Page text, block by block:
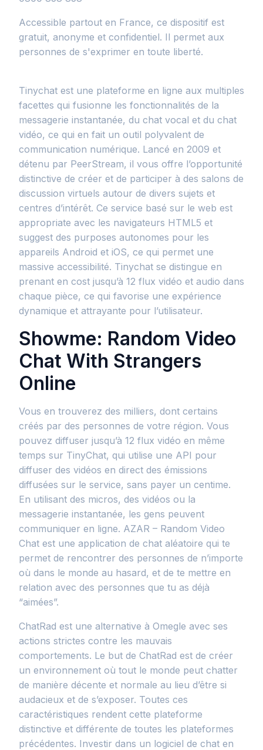
Accessible partout en France, ce dispositif est
gratuit, anonyme et confidentiel. Il permet aux
personnes de s'exprimer en toute liberté.
Tinychat est une plateforme en ligne aux multiples
facettes qui fusionne les fonctionnalités de la
messagerie instantanée, du chat vocal et du chat
vidéo, ce qui en fait un outil polyvalent de
communication numérique. Lancé en 2009 et
détenu par PeerStream, il vous offre l’opportunité
distinctive de créer et de participer à des salons de
discussion virtuels autour de divers sujets et
centres d’intérêt. Ce service basé sur le web est
appropriate avec les navigateurs HTML5 et
suggest des purposes autonomes pour les
appareils Android et iOS, ce qui permet une
massive accessibilité. Tinychat se distingue en
prenant en cost jusqu’à 12 flux vidéo et audio dans
chaque pièce, ce qui favorise une expérience
dynamique et attrayante pour l’utilisateur.
Showme: Random Video
Chat With Strangers
Online
Vous en trouverez des milliers, dont certains
créés par des personnes de votre région. Vous
pouvez diffuser jusqu’à 12 flux vidéo en même
temps sur TinyChat, qui utilise une API pour
diffuser des vidéos en direct des émissions
diffusées sur le service, sans payer un centime.
En utilisant des micros, des vidéos ou la
messagerie instantanée, les gens peuvent
communiquer en ligne. AZAR – Random Video
Chat est une application de chat aléatoire qui te
permet de rencontrer des personnes de n’importe
où dans le monde au hasard, et de te mettre en
relation avec des personnes que tu as déjà
“aimées”.
ChatRad est une alternative à Omegle avec ses
actions strictes contre les mauvais
comportements. Le but de ChatRad est de créer
un environnement où tout le monde peut chatter
de manière décente et normale au lieu d’être si
audacieux et de s’exposer. Toutes ces
caractéristiques rendent cette plateforme
distinctive et différente de toutes les plateformes
précédentes. Investir dans un logiciel de chat en